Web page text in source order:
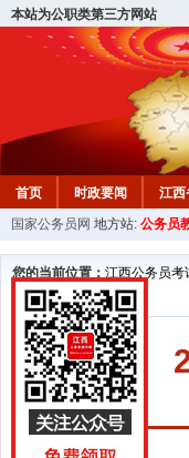
本站为公职类第三方网站
首页 时政要闻 江西
教材中心
国家公务员网 地方站: 公务员
您的当前位置： 江西公务员考